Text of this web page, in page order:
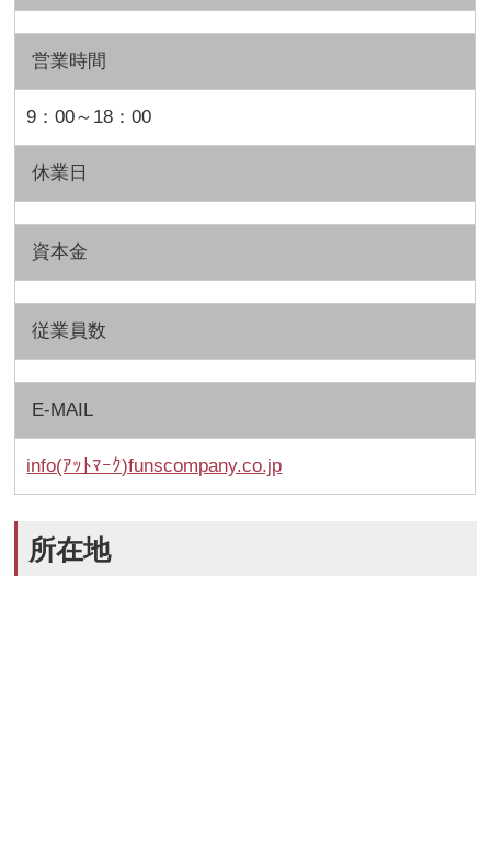
営業時間
9：00～18：00
休業日
資本金
従業員数
E-MAIL
info(ｱｯﾄﾏｰｸ)funscompany.co.jp
所在地